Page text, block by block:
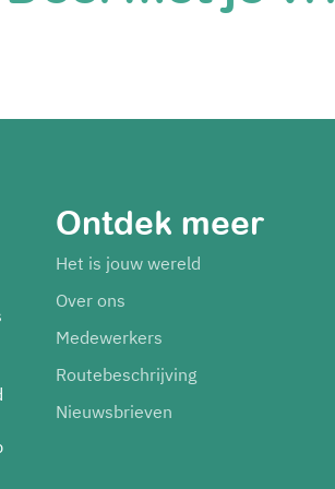
Ontdek meer
Het is jouw wereld
Over ons
Medewerkers
Routebeschrijving
Nieuwsbrieven